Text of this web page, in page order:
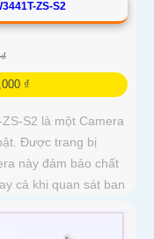
ZS-S2
₫
S2 là một Camera
Được trang bị
này đảm bảo chất
cả khi quan sát ban